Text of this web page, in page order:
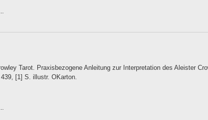
Tarot. Praxisbezogene Anleitung zur Interpretation des Aleister
[1] S. illustr. OKarton.